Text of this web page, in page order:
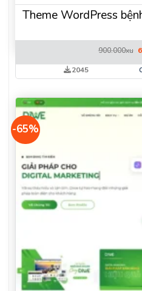
Theme WordPress
900.000xu
2045
-65%